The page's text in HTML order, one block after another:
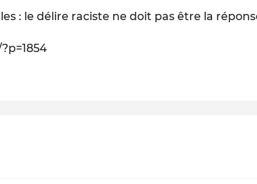
: le délire raciste ne doit pas être la